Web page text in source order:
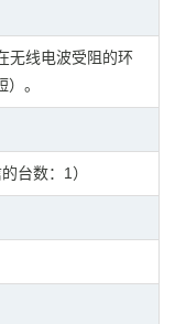
无线电波受阻的环
。
台数：1）